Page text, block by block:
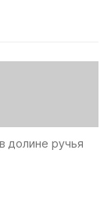
долине ручья